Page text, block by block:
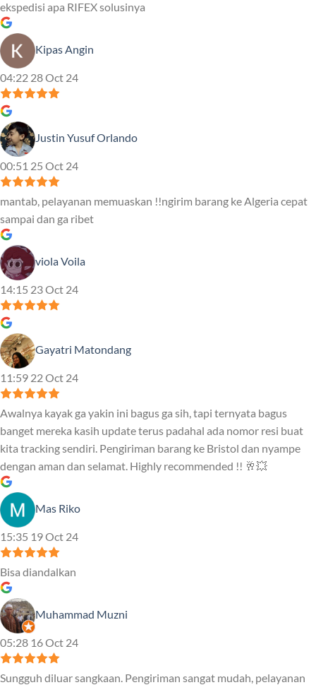
ekspedisi apa RIFEX solusinya
Kipas Angin
04:22 28 Oct 24
Justin Yusuf Orlando
00:51 25 Oct 24
mantab, pelayanan memuaskan !!ngirim barang ke Algeria cepat
sampai dan ga ribet
viola Voila
14:15 23 Oct 24
Gayatri Matondang
11:59 22 Oct 24
Awalnya kayak ga yakin ini bagus ga sih, tapi ternyata bagus
banget mereka kasih update terus padahal ada nomor resi buat
kita tracking sendiri. Pengiriman barang ke Bristol dan nyampe
dengan aman dan selamat. Highly recommended !! 🥂💥
Mas Riko
15:35 19 Oct 24
Bisa diandalkan
Muhammad Muzni
05:28 16 Oct 24
Sungguh diluar sangkaan. Pengiriman sangat mudah, pelayanan